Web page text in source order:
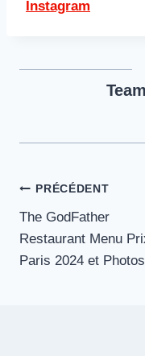
Instagram
Navigation
de
l’article
PRÉCÉDENT
The GodFather
Restaurant Menu
Paris 2024 et Photos